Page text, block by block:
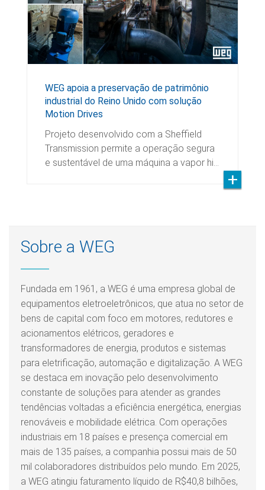
WEG apoia a preservação de patrimônio
industrial do Reino Unido com solução
Motion Drives
Projeto desenvolvido com a Sheffield
Transmission permite a operação segura
e sustentável de uma máquina a vapor hi…
Sobre a WEG
Fundada em 1961, a WEG é uma empresa global de
equipamentos eletroeletrônicos, que atua no setor de
bens de capital com foco em motores, redutores e
acionamentos elétricos, geradores e
transformadores de energia, produtos e sistemas
para eletrificação, automação e digitalização. A WEG
se destaca em inovação pelo desenvolvimento
constante de soluções para atender as grandes
tendências voltadas a eficiência energética, energias
renováveis e mobilidade elétrica. Com operações
industriais em 18 países e presença comercial em
mais de 135 países, a companhia possui mais de 50
mil colaboradores distribuídos pelo mundo. Em 2025,
a WEG atingiu faturamento líquido de R$40,8 bilhões,